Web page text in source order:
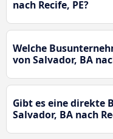
nach Recife, PE?
Welche
von Salvador, BA
Gibt es eine direkte
Salvador, BA nach